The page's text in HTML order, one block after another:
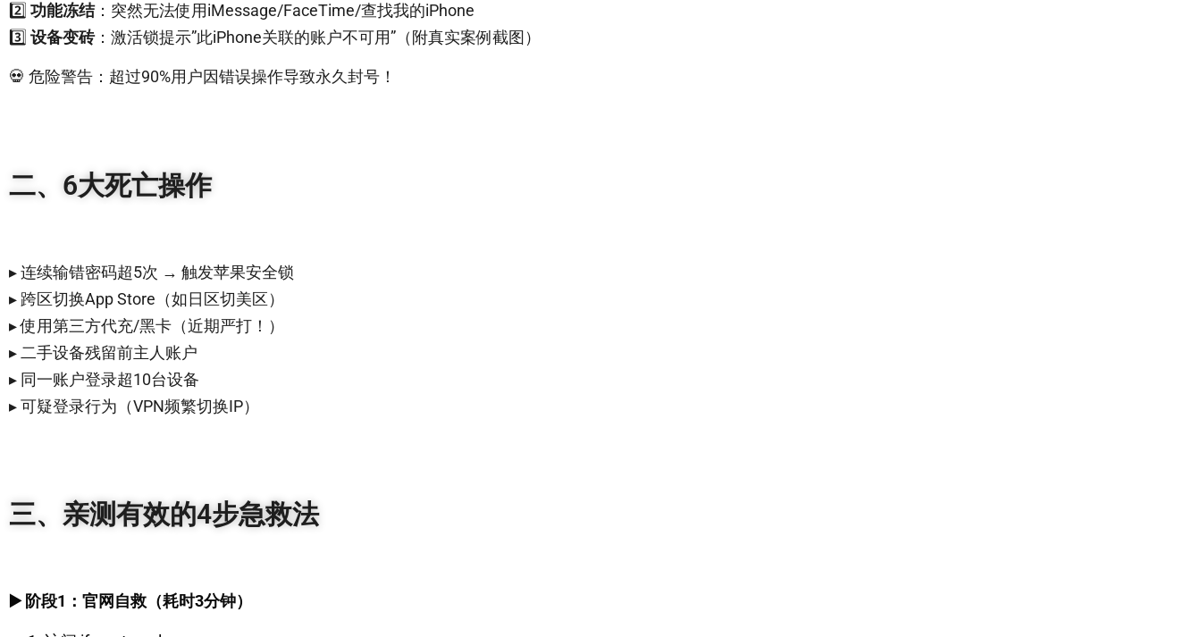
2️⃣ 功能冻结：突然无法使用iMessage/FaceTime/查找我的iPhone
3️⃣ 设备变砖：激活锁提示”此iPhone关联的账户不可用”（附真实案例截图）
💀 危险警告：超过90%用户因错误操作导致永久封号！
二、6大死亡操作
▸ 连续输错密码超5次 → 触发苹果安全锁
▸ 跨区切换App Store（如日区切美区）
▸ 使用第三方代充/黑卡（近期严打！）
▸ 二手设备残留前主人账户
▸ 同一账户登录超10台设备
▸ 可疑登录行为（VPN频繁切换IP）
三、亲测有效的4步急救法
▶️ 阶段1：官网自救（耗时3分钟）